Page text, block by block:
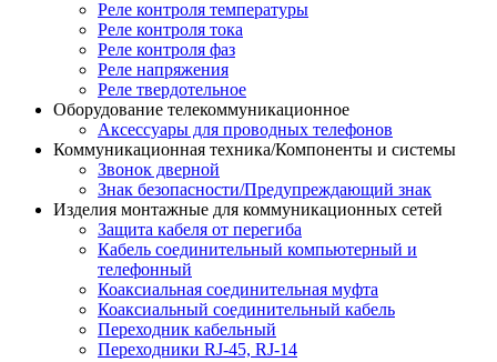
Реле контроля температуры
Реле контроля тока
Реле контроля фаз
Реле напряжения
Реле твердотельное
Оборудование телекоммуникационное
Аксессуары для проводных телефонов
Коммуникационная техника/Компоненты и системы
Звонок дверной
Знак безопасности/Предупреждающий знак
Изделия монтажные для коммуникационных сетей
Защита кабеля от перегиба
Кабель соединительный компьютерный и
телефонный
Коаксиальная соединительная муфта
Коаксиальный соединительный кабель
Переходник кабельный
Переходники RJ-45, RJ-14